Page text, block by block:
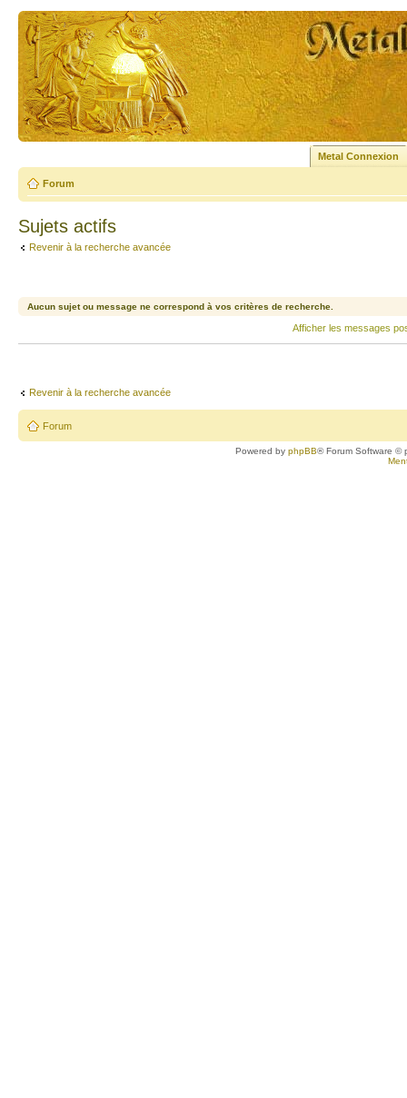
Metal Connexion
Forum
Sujets actifs
Revenir à la recherche avancée
Aucun sujet ou message ne correspond à vos critères de recherche.
Afficher les messages
Revenir à la recherche avancée
Forum
Powered byphpBB® Forum Software ©